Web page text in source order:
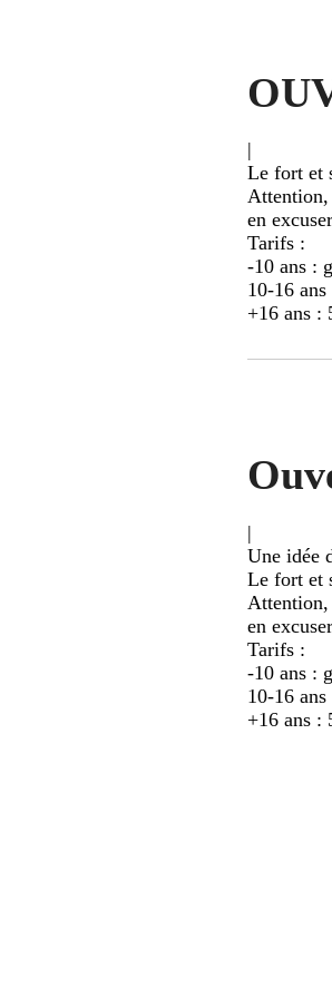
|
Le fort et
Attention,
en
Tarifs :
-10 ans :
10-16
+16 ans :
|
Une idée
Le fort et
Attention,
en
Tarifs :
-10 ans :
10-16
+16 ans :